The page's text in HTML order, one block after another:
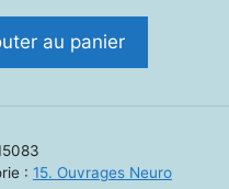
au panier
: 15. Ouvrages Neuro